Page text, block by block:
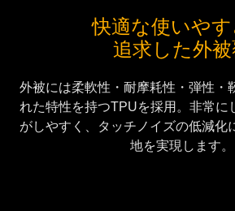
快適な使いや
追求した外
外被には柔軟性・耐摩耗性・弾性・
れた特性を持つTPUを採用。非常に
がしやすく、タッチノイズの低減化
地を実現します。